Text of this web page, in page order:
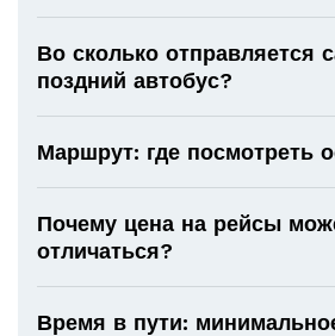
Во сколько отправляется
поздний автобус?
Маршрут: где посмотреть
Почему цена на рейсы
отличаться?
Время в пути: